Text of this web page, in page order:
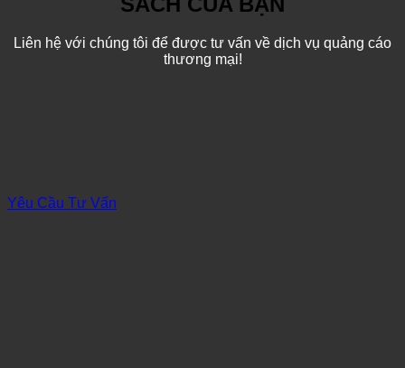
Liên hệ với chúng tôi để được tư vấn về dịch vụ quảng cáo
thương mại!
Yêu Cầu Tư Vấn